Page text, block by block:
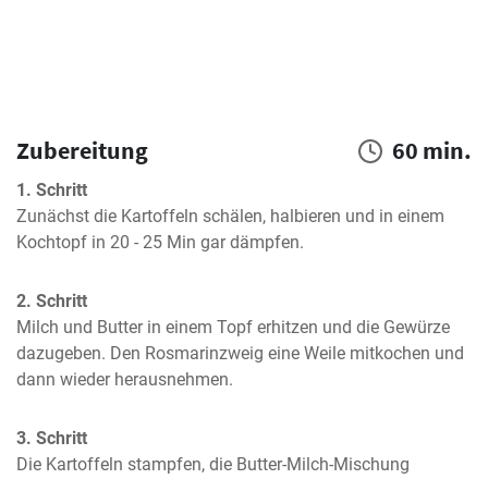
Zubereitung 60 min.
1. Schritt
Zunächst die Kartoffeln schälen, halbieren und in einem
Kochtopf in 20 - 25 Min gar dämpfen.
2. Schritt
Milch und Butter in einem Topf erhitzen und die Gewürze
dazugeben. Den Rosmarinzweig eine Weile mitkochen und
dann wieder herausnehmen.
3. Schritt
Die Kartoffeln stampfen, die Butter-Milch-Mischung